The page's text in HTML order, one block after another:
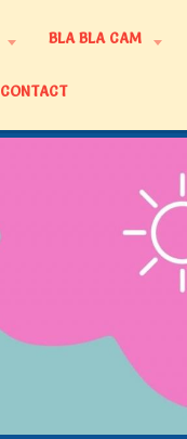
BLA BLA CAM
CONTACT